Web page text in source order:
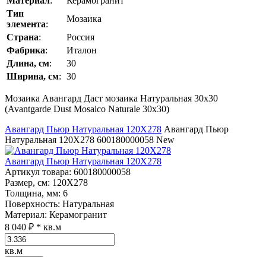
Тип
элемента:
Мозаика
Страна:
Россия
Фабрика:
Италон
Длина, см:
30
Ширина, см: 30
Мозаика Авангард Даст мозаика Натуральная 30x30
(Avantgarde Dust Mosaico Naturale 30x30)
Авангард Пьюр Натуральная 120Х278 Авангард Пьюр
Натуральная 120Х278 600180000058 New
Авангард Пьюр Натуральная 120Х278
Артикул товара: 600180000058
Размер, см: 120Х278
Толщина, мм: 6
Поверхность: Натуральная
Материал: Керамогранит
8 040 ₽ * кв.м
кв.м